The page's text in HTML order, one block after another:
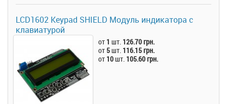
LCD1602 Keypad SHIELD Модуль индикатора с
клавиатурой
от 1 шт. 126.70 грн.
от 5шт. 116.15 грн.
от 10шт. 105.60 грн.